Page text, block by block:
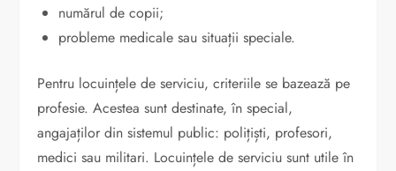
numărul de copii;
probleme medicale sau situații speciale.
Pentru locuințele de serviciu, criteriile se bazează pe
profesie. Acestea sunt destinate, în special,
angajaților din sistemul public: polițiști, profesori,
medici sau militari. Locuințele de serviciu sunt utile în